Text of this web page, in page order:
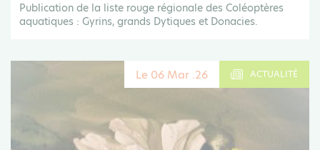
Publication de la liste rouge régionale des Coléoptères
aquatiques : Gyrins, grands Dytiques et Donacies.
Le 06 Mar .26 ACTUALITÉ